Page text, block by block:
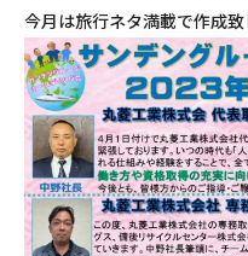
今月は旅行ネタ満載で作成